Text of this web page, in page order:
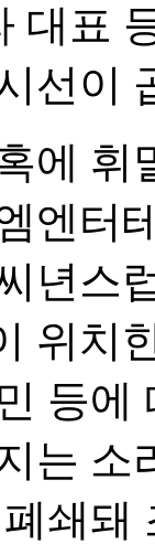
대표
선이
에 휘
엔터
년스
위치
등에
는 소
쇄돼